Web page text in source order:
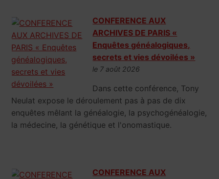
CONFERENCE AUX
ARCHIVES DE PARIS «
Enquêtes généalogiques,
secrets et vies dévoilées »
le 7 août 2026
Dans cette conférence, Tony
Neulat expose le déroulement pas à pas de dix
enquêtes mêlant la généalogie, la psychogénéalogie,
la médecine, la génétique et l'onomastique.
CONFERENCE AUX